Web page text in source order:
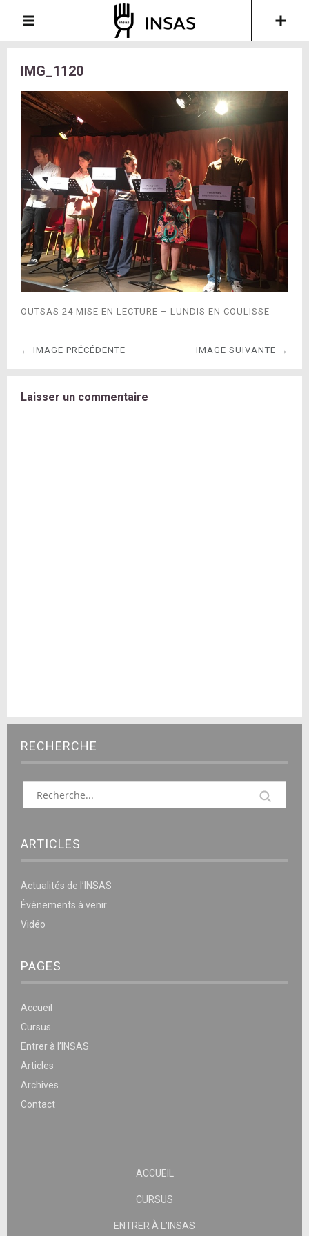
IMG_1120
OUTSAS 24 MISE EN LECTURE – LUNDIS EN COULISSE
← IMAGE PRÉCÉDENTE IMAGE SUIVANTE →
Laisser un commentaire
RECHERCHE
ARTICLES
Actualités de l’INSAS
Événements à venir
Vidéo
PAGES
Accueil
Cursus
Entrer à l’INSAS
Articles
Archives
Contact
ACCUEIL
CURSUS
ENTRER À L’INSAS